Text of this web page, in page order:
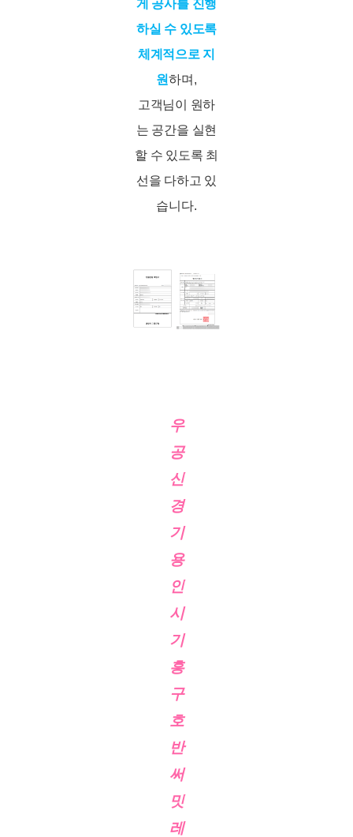
게 공사를 진행
하실 수 있도록
체계적으로 지
원하며,
고객님이 원하
는 공간을 실현
할 수 있도록 최
선을 다하고 있
습니다.
우
공
신
경
기
용
인
시
기
흥
구
호
반
써
밋
레